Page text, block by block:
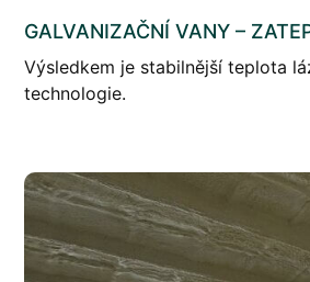
GALVANIZAČNÍ VANY –
Výsledkem je stabilnější teplota
technologie.